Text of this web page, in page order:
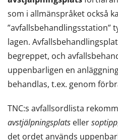
som i allmänspråket också
”avfallsbehandlingsstation”
lagen.
begreppet, och
uppenbarligen en
behandlas, t.ex. genom
TNC:s avfallsordlista
avstjälpningsplats ellersoptipp
det ordet används